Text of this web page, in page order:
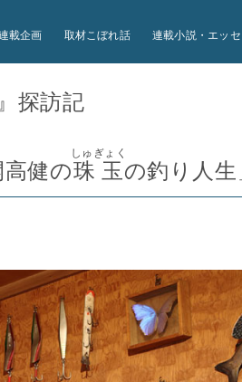
載企画 取材こぼれ話 連載小説・エッセ
探訪記
高健の珠玉
しゅぎょく
の釣り人